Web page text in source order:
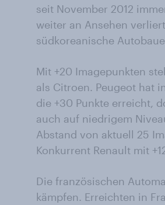
seit November 2012
weiter an Ansehen
südkoreanische
Mit +20 Imagepunkten
als Citroen. Peugeot hat
die +30 Punkte erreicht,
auch auf niedrigem
Abstand von aktuell 25
Konkurrent Renault mit
Die französischen
kämpfen. Erreichten in